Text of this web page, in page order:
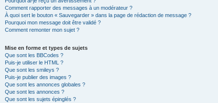
Comment rapporter des messages à un modérateur ?
À quoi sert le bouton « Sauvegarder » dans la page de rédaction de message ?
Pourquoi mon message doit être validé ?
Comment remonter mon sujet ?
Mise en forme et types de sujets
Que sont les BBCodes ?
Puis-je utiliser le HTML ?
Que sont les smileys ?
Puis-je publier des images ?
Que sont les annonces globales ?
Que sont les annonces ?
Que sont les sujets épinglés ?